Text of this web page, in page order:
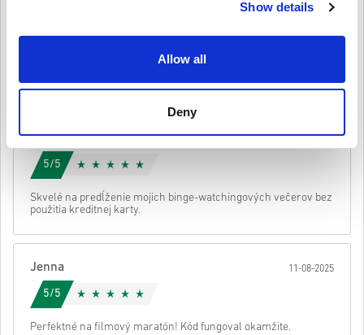
Show details
Allow all
Deny
17-08-2025
4/5
tam menšie oneskorenie v doručení.
Emma
5/5
Skvelé na predĺženie mojich binge-watchingových večerov bez
použitia kreditnej karty.
Jenna 11-08-2025
5/5
Perfektné na filmový maratón! Kód fungoval okamžite.